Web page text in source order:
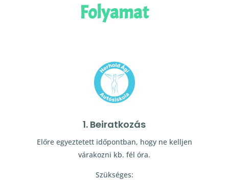
Folyamat
1. Beiratkozás
Előre egyeztetett időpontban, hogy ne kelljen
várakozni kb. fél óra.
Szükséges: